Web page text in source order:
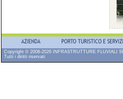
Copyright © 2008-2026 INFRASTRUTTURE FLUVIALI
Tutti i diritti riservati